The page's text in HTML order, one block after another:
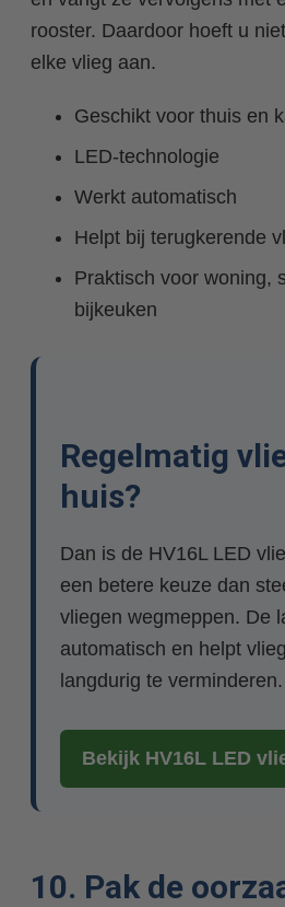
rooster. Daardoor hoeft u
elke vlieg aan.
Geschikt voor thuis en
LED-technologie
Werkt automatisch
Helpt bij terugkerende
Praktisch voor woning,
bijkeuken
Regelmatig
huis?
Dan is de HV16L LED
een betere keuze dan
vliegen wegmeppen. De
automatisch en helpt
langdurig te verminderen.
Bekijk HV16L LED
10. Pak de